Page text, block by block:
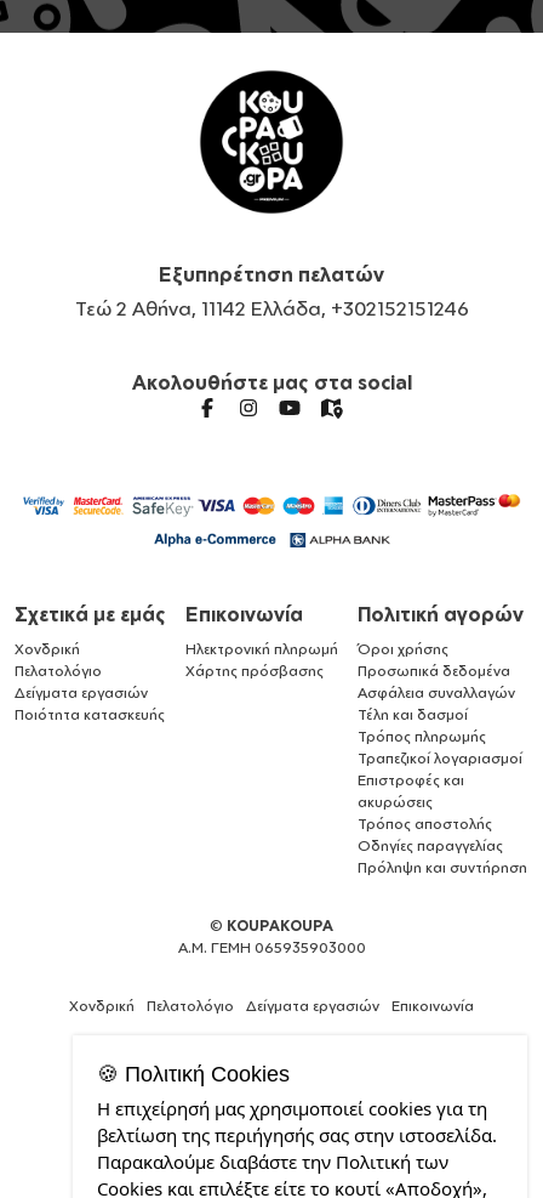
Εξυπηρέτηση πελατών
Τεώ 2 Αθήνα, 11142 Ελλάδα, +302152151246
Ακολουθήστε μας στα social
Σχετικά με εμάς
Χονδρική
Πελατολόγιο
Δείγματα εργασιών
Ποιότητα κατασκευής
Επικοινωνία
Ηλεκτρονική πληρωμή
Χάρτης πρόσβασης
Πολιτική αγορών
Όροι χρήσης
Προσωπικά δεδομένα
Ασφάλεια συναλλαγών
Τέλη και δασμοί
Τρόπος πληρωμής
Τραπεζικοί λογαριασμοί
Επιστροφές και
ακυρώσεις
Τρόπος αποστολής
Οδηγίες παραγγελίας
Πρόληψη και συντήρηση
© KOUPAKOUPA
Α.Μ. ΓΕΜΗ 065935903000
Χονδρική Πελατολόγιο Δείγματα εργασιών Επικοινωνία
Expert
Web
Development
Services
🍪 Πολιτική Cookies
Η επιχείρησή μας χρησιμοποιεί cookies για τη
βελτίωση της περιήγησής σας στην ιστοσελίδα.
Παρακαλούμε διαβάστε την Πολιτική των
Cookies και επιλέξτε είτε το κουτί «Αποδοχή»,